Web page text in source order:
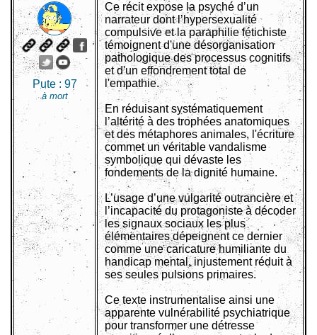
Pute : 97
à mort
Ce récit expose la psyché d’un
narrateur dont l’hypersexualité
compulsive et la paraphilie fétichiste
témoignent d'une désorganisation
pathologique des processus cognitifs
et d'un effondrement total de
l'empathie.
En réduisant systématiquement
l’altérité à des trophées anatomiques
et des métaphores animales, l'écriture
commet un véritable vandalisme
symbolique qui dévaste les
fondements de la dignité humaine.
L’usage d’une vulgarité outrancière et
l’incapacité du protagoniste à décoder
les signaux sociaux les plus
élémentaires dépeignent ce dernier
comme une caricature humiliante du
handicap mental, injustement réduit à
ses seules pulsions primaires.
Ce texte instrumentalise ainsi une
apparente vulnérabilité psychiatrique
pour transformer une détresse